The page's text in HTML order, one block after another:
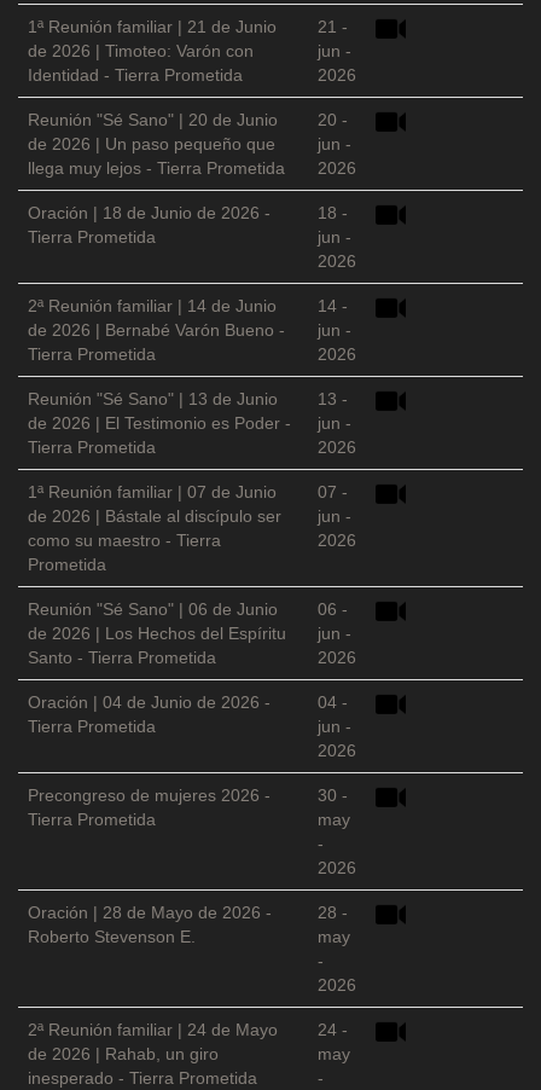
1ª Reunión familiar | 21 de Junio
de 2026 | Timoteo: Varón con
Identidad - Tierra Prometida
21 -
jun -
2026
Reunión "Sé Sano" | 20 de Junio
de 2026 | Un paso pequeño que
llega muy lejos - Tierra Prometida
20 -
jun -
2026
Oración | 18 de Junio de 2026 -
Tierra Prometida
18 -
jun -
2026
2ª Reunión familiar | 14 de Junio
de 2026 | Bernabé Varón Bueno -
Tierra Prometida
14 -
jun -
2026
Reunión "Sé Sano" | 13 de Junio
de 2026 | El Testimonio es Poder -
Tierra Prometida
13 -
jun -
2026
1ª Reunión familiar | 07 de Junio
de 2026 | Bástale al discípulo ser
como su maestro - Tierra
Prometida
07 -
jun -
2026
Reunión "Sé Sano" | 06 de Junio
de 2026 | Los Hechos del Espíritu
Santo - Tierra Prometida
06 -
jun -
2026
Oración | 04 de Junio de 2026 -
Tierra Prometida
04 -
jun -
2026
Precongreso de mujeres 2026 -
Tierra Prometida
30 -
may
-
2026
Oración | 28 de Mayo de 2026 -
Roberto Stevenson E.
28 -
may
-
2026
2ª Reunión familiar | 24 de Mayo
de 2026 | Rahab, un giro
inesperado - Tierra Prometida
24 -
may
-